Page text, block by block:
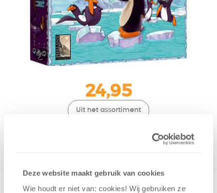
Deze website maakt gebruik van cookies
Wie houdt er niet van: cookies! Wij gebruiken ze
24,95
Uit het assortiment